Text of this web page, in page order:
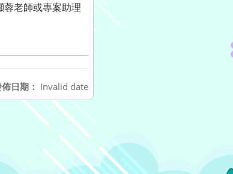
老師或專案助理
日期： Invalid date